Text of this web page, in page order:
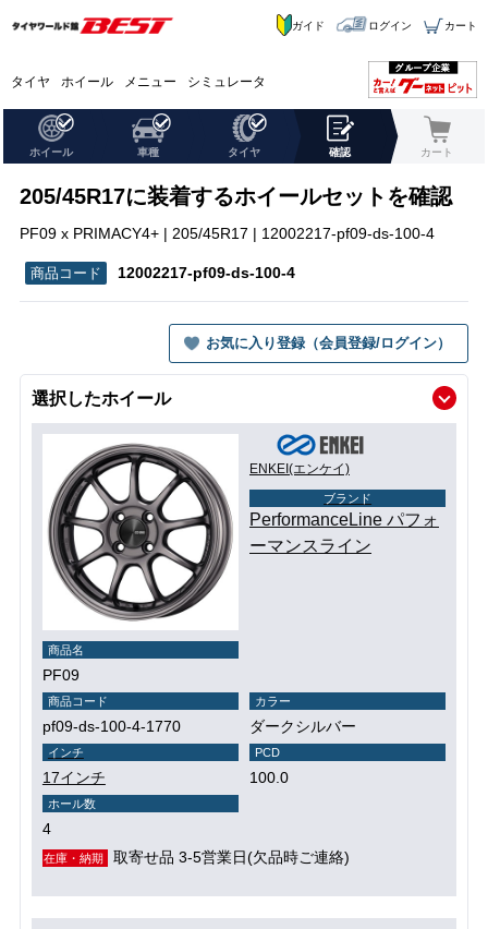
タイヤ ホイール メニュー シミュレータ
ガイド ログイン カート
ホイール 車種 タイヤ 確認 カート
205/45R17に装着するホイールセットを確認
PF09 x PRIMACY4+ | 205/45R17 | 12002217-pf09-ds-100-4
12002217-pf09-ds-100-4
お気に入り登録（会員登録/ログイン）
選択したホイール
ENKEI(エンケイ)
ブランド
PerformanceLine パフォ
ーマンスライン
商品名
PF09
商品コード
pf09-ds-100-4-1770
カラー
ダークシルバー
インチ
17インチ
PCD
100.0
ホール数
4
在庫・納期 取寄せ品 3-5営業日(欠品時ご連絡)